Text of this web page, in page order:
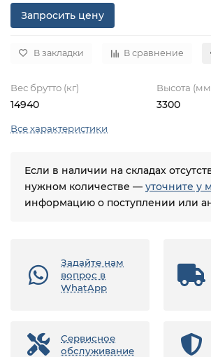
Запросить цену
В закладки В сравнение
Вес брутто (кг)
14940
Высота
3300
Все характеристики
Если в наличии на складах
нужном количестве — уточните у
информацию о поступлении или
Задайте нам
вопрос в
WhatApp
Сервисное
обслуживание